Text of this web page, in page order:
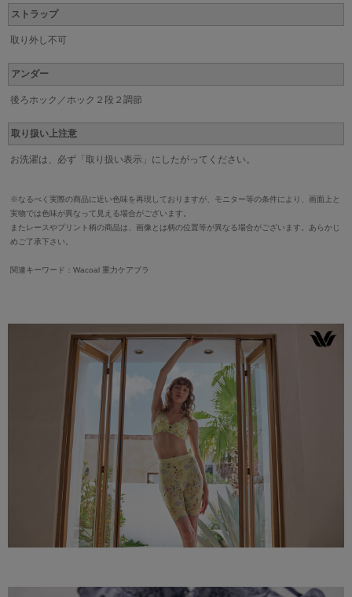
ストラップ
取り外し不可
アンダー
後ろホック／ホック２段２調節
取り扱い上注意
お洗濯は、必ず「取り扱い表示」にしたがってください。
※なるべく実際の商品に近い色味を再現しておりますが、モニター等の条件により、画面上と
実物では色味が異なって見える場合がございます。
またレースやプリント柄の商品は、画像とは柄の位置等が異なる場合がございます。あらかじ
めご了承下さい。
関連キーワード：Wacoal 重力ケアブラ